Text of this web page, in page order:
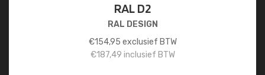
RAL D2
RAL DESIGN
€154,95 exclusief BTW
€187,49 inclusief BTW